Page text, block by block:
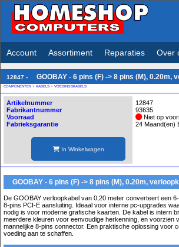
Account Assortiment Reparaties Over
12847 - GOOBAY - 6 pins (F) -> 8 pins (M), 0.20m,
COMPONENTEN > KABELS > VOEDINGSKABELS
Artikelnummer
Fabrikantnummer
Voorraad
Fabrieksgarantie
In Winkelwagen
12847
93635
Niet op
24 Maand(en)
GOOBAY - 6 pins (F) -> 8 pins (M), 0.20m,
De GOOBAY verloopkabel van 0,20 meter converteert een
8-pins PCI-E aansluiting. Ideaal voor interne pc-upgrades
nodig is voor moderne grafische kaarten. De kabel is intern
meerdere kleuren voor eenvoudige herkenning, en voorzien
mannelijke 8-pins connector. Een praktische oplossing voor
voeding aan te schaffen.